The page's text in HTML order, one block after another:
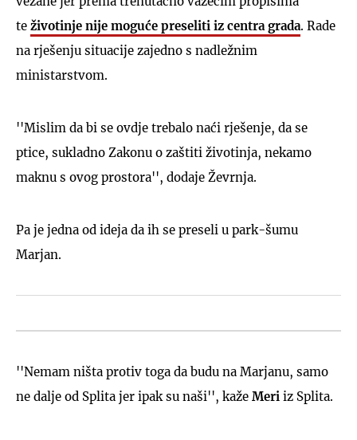
te životinje nije moguće preseliti iz centra grada. Rade
na rješenju situacije zajedno s nadležnim
ministarstvom.
''Mislim da bi se ovdje trebalo naći rješenje, da se
ptice, sukladno Zakonu o zaštiti životinja, nekamo
maknu s ovog prostora'', dodaje Ževrnja.
Pa je jedna od ideja da ih se preseli u park-šumu
Marjan.
''Nemam ništa protiv toga da budu na Marjanu, samo
ne dalje od Splita jer ipak su naši'', kaže Meri iz Splita.